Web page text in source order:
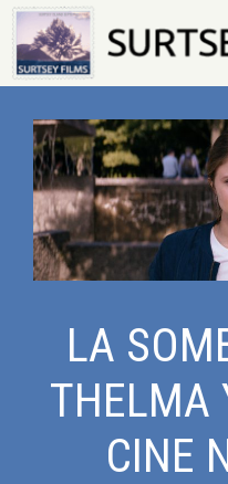
Saltar
al
contenido
LA
THELMA
CINE